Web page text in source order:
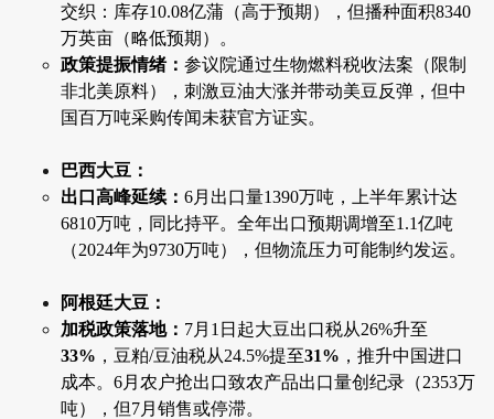
交织：库存10.08亿蒲（高于预期），但播种面积8340
万英亩（略低预期）。
政策提振情绪： 参议院通过生物燃料税收法案（限制
非北美原料），刺激豆油大涨并带动美豆反弹，但中
国百万吨采购传闻未获官方证实。
巴西大豆：
出口高峰延续： 6月出口量1390万吨，上半年累计达
6810万吨，同比持平。全年出口预期调增至1.1亿吨
（2024年为9730万吨），但物流压力可能制约发运。
阿根廷大豆：
加税政策落地： 7月1日起大豆出口税从26%升至
33% ，豆粕/豆油税从24.5%提至31% ，推升中国进口
成本。6月农户抢出口致农产品出口量创纪录（2353万
吨），但7月销售或停滞。